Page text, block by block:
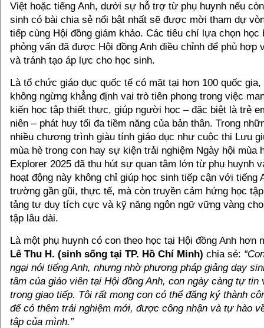
Việt hoặc tiếng Anh, dưới sự hỗ trợ từ phụ huynh nếu
sinh có bài chia sẻ nổi bật nhất sẽ được mời tham dự
tiếp cùng Hội đồng giám khảo. Các tiêu chí lựa chọn học
phỏng vấn đã được Hội đồng Anh điều chỉnh để phù hợp
và tránh tạo áp lực cho học sinh.
Là tổ chức giáo dục quốc tế có mặt tại hơn 100 quốc gia,
không ngừng khẳng định vai trò tiên phong trong việc
kiến học tập thiết thực, giúp người học – đặc biệt là trẻ
niên – phát huy tối đa tiềm năng của bản thân. Trong
nhiều chương trình giàu tính giáo dục như cuộc thi Lưu
mùa hè trong con hay sự kiện trải nghiệm Ngày hội mùa
Explorer 2025 đã thu hút sự quan tâm lớn từ phụ huynh
hoạt động này không chỉ giúp học sinh tiếp cận với tiếng
trường gần gũi, thực tế, mà còn truyền cảm hứng học
tảng tư duy tích cực và kỹ năng ngôn ngữ vững vàng
tập lâu dài.
Là một phụ huynh có con theo học tại Hội đồng Anh hơn
Lê Thu H. (sinh sống tại TP. Hồ Chí Minh) chia sẻ:
ngại nói tiếng Anh, nhưng nhờ phương pháp giảng dạy
tâm của giáo viên tại Hội đồng Anh, con ngày càng tự tin
trong giao tiếp. Tôi rất mong con có thể đăng ký thành
để có thêm trải nghiệm mới, được công nhận và tự hào
tập của mình.”